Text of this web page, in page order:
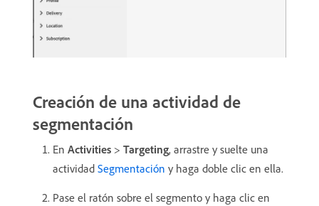
Creación de una actividad de
segmentación
En Activities > Targeting, arrastre y suelte una
actividad Segmentación y haga doble clic en ella.
Pase el ratón sobre el segmento y haga clic en